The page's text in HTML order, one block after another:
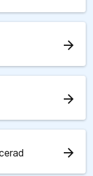
arrow_forward
arrow_forward
arrow_forward